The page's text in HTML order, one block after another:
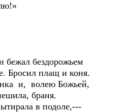
бежал бездорожьем
Бросил плащ и коня.
и, волею Божьей,
браня.
в подоле,---